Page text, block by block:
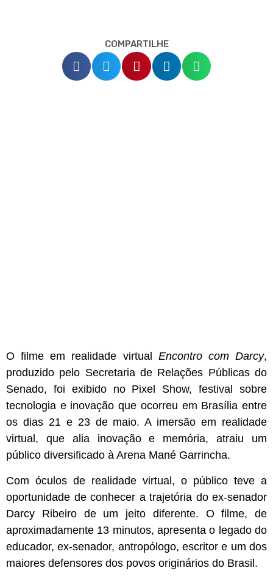
COMPARTILHE
O filme em realidade virtual Encontro com Darcy,
produzido pelo Secretaria de Relações Públicas do
Senado, foi exibido no Pixel Show, festival sobre
tecnologia e inovação que ocorreu em Brasília entre
os dias 21 e 23 de maio. A imersão em realidade
virtual, que alia inovação e memória, atraiu um
público diversificado à Arena Mané Garrincha.
Com óculos de realidade virtual, o público teve a
oportunidade de conhecer a trajetória do ex-senador
Darcy Ribeiro de um jeito diferente. O filme, de
aproximadamente 13 minutos, apresenta o legado do
educador, ex-senador, antropólogo, escritor e um dos
maiores defensores dos povos originários do Brasil.